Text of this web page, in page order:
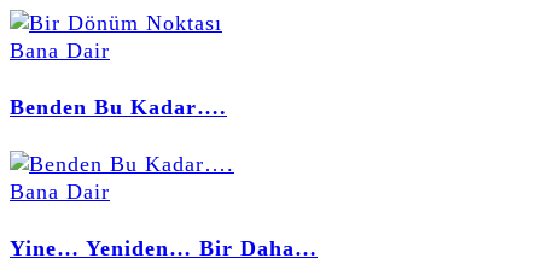
Bana Dair
Benden Bu Kadar….
Bana Dair
Yine… Yeniden… Bir Daha…